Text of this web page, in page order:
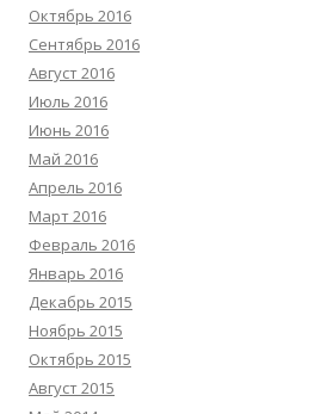
Октябрь 2016
Сентябрь 2016
Август 2016
Июль 2016
Июнь 2016
Май 2016
Апрель 2016
Март 2016
Февраль 2016
Январь 2016
Декабрь 2015
Ноябрь 2015
Октябрь 2015
Август 2015